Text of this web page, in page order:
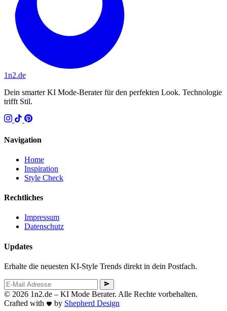
1n2.de
Dein smarter KI Mode-Berater für den perfekten Look. Technologie
trifft Stil.
Navigation
Home
Inspiration
Style Check
Rechtliches
Impressum
Datenschutz
Updates
Erhalte die neuesten KI-Style Trends direkt in dein Postfach.
© 2026 1n2.de – KI Mode Berater. Alle Rechte vorbehalten.
Crafted with
by Shepherd Design